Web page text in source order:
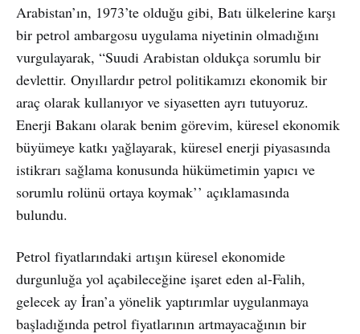
Arabistan’ın, 1973’te olduğu gibi, Batı ülkelerine karşı
bir petrol ambargosu uygulama niyetinin olmadığını
vurgulayarak, “Suudi Arabistan oldukça sorumlu bir
devlettir. Onyıllardır petrol politikamızı ekonomik bir
araç olarak kullanıyor ve siyasetten ayrı tutuyoruz.
Enerji Bakanı olarak benim görevim, küresel ekonomik
büyümeye katkı yağlayarak, küresel enerji piyasasında
istikrarı sağlama konusunda hükümetimin yapıcı ve
sorumlu rolünü ortaya koymak’’ açıklamasında
bulundu.
Petrol fiyatlarındaki artışın küresel ekonomide
durgunluğa yol açabileceğine işaret eden al-Falih,
gelecek ay İran’a yönelik yaptırımlar uygulanmaya
başladığında petrol fiyatlarının artmayacağının bir